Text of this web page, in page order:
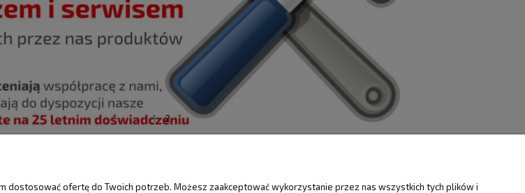
1 2
GWARANCJA I ZWROTY O FIRMIE
dostosować ofertę do Twoich potrzeb. Możesz zaakceptować wykorzystanie przez nas wszystkich tych plików i